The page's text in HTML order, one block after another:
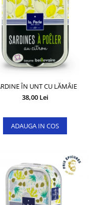
ÎN UNT CU LĂMÂIE
38,00 Lei
ADAUGA IN COS